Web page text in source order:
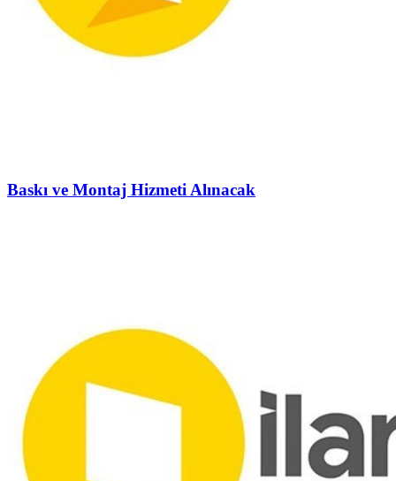
Baskı ve Montaj Hizmeti Alınacak